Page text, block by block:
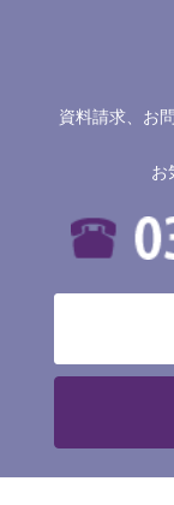
資料請求、お
お